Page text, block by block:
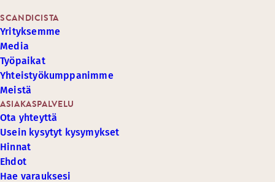
ASIAKASPALVELU
Ota yhteyttä
Usein kysytyt kysymykset
Hinnat
Ehdot
Hae varauksesi
SCANDICISTA
Yrityksemme
Media
Työpaikat
Yhteistyökumppanimme
Meistä